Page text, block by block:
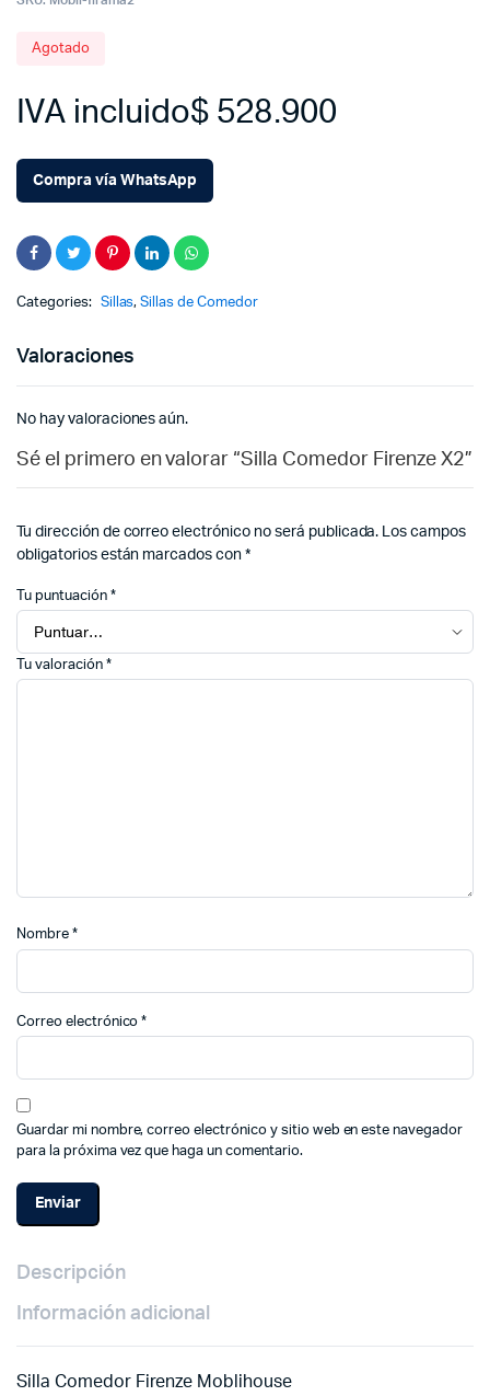
Agotado
$528.900
IVA incluido
Compra vía WhatsApp
Categories: Sillas,Sillas de Comedor
Valoraciones
No hay valoraciones aún.
Sé el primero en valorar “Silla Comedor Firenze X2”
Tu dirección de correo electrónico no será publicada. Los campos
obligatorios están marcados con*
Tu puntuación *
Tu valoración *
Nombre *
Correo electrónico*
Guardar mi nombre, correo electrónico y sitio web en este navegador
para la próxima vez que haga un comentario.
Descripción
Información adicional
Silla Comedor Firenze Moblihouse